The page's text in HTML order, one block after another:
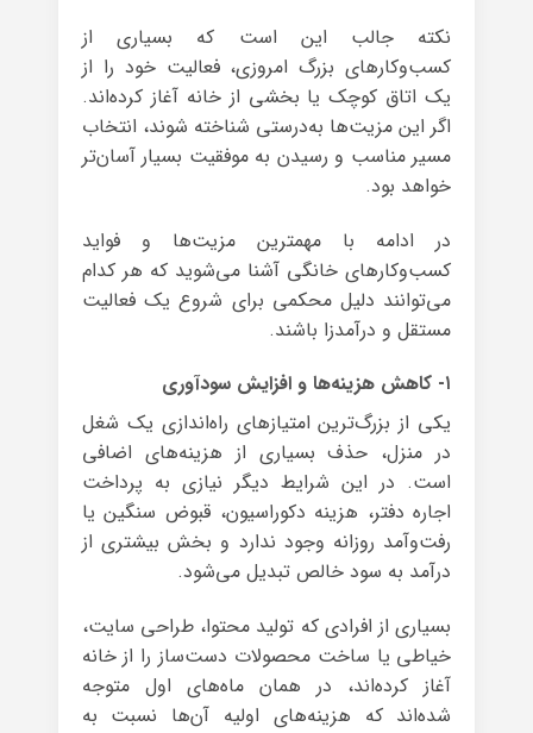
نکته جالب این است که بسیاری از
کسب‌وکارهای بزرگ امروزی، فعالیت خود را از
یک اتاق کوچک یا بخشی از خانه آغاز کرده‌اند.
اگر این مزیت‌ها به‌درستی شناخته شوند، انتخاب
مسیر مناسب و رسیدن به موفقیت بسیار آسان‌تر
خواهد بود.
در ادامه با مهمترین مزیت‌ها و فواید
کسب‌وکارهای خانگی آشنا می‌شوید که هر کدام
می‌توانند دلیل محکمی برای شروع یک فعالیت
مستقل و درآمدزا باشند.
۱- کاهش هزینه‌ها و افزایش سودآوری
یکی از بزرگ‌ترین امتیازهای راه‌اندازی یک شغل
در منزل، حذف بسیاری از هزینه‌های اضافی
است. در این شرایط دیگر نیازی به پرداخت
اجاره دفتر، هزینه دکوراسیون، قبوض سنگین یا
رفت‌وآمد روزانه وجود ندارد و بخش بیشتری از
درآمد به سود خالص تبدیل می‌شود.
بسیاری از افرادی که تولید محتوا، طراحی سایت،
خیاطی یا ساخت محصولات دست‌ساز را از خانه
آغاز کرده‌اند، در همان ماه‌های اول متوجه
شده‌اند که هزینه‌های اولیه آن‌ها نسبت به